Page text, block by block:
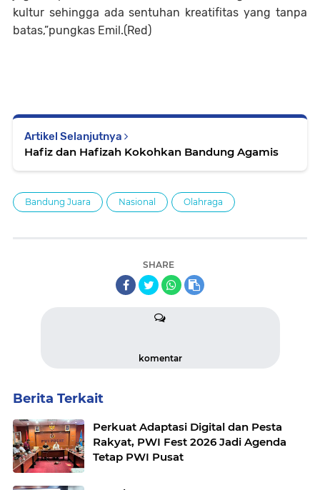
kultur sehingga ada sentuhan kreatifitas yang tanpa
batas,”pungkas Emil.(Red)
Artikel Selanjutnya
Hafiz dan Hafizah Kokohkan Bandung Agamis
Bandung Juara Nasional Olahraga
SHARE
komentar
Berita Terkait
Perkuat Adaptasi Digital dan Pesta
Rakyat, PWI Fest 2026 Jadi Agenda
Tetap PWI Pusat